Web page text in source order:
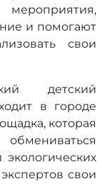
и помогают
свои
детский
в городе
которая
свои